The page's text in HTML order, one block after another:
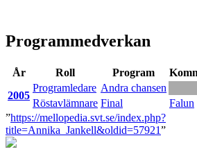
Programmedverkan
År Roll Program
2005
Programledare Andra chansen
Röstavlämnare Final Falun
”https://mellopedia.svt.se/index.php?
title=Annika_Jankell&oldid=57921”